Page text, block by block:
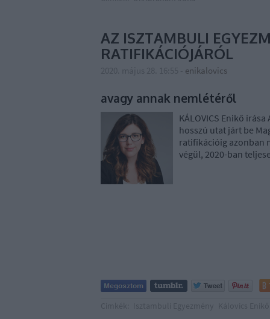
AZ ISZTAMBULI
RATIFIKÁCIÓJÁRÓL
enikalovics
avagy annak nemlétéről
KÁLOVICS Enikő
hosszú utat járt be
ratifikációig azonban
végül, 2020-ban